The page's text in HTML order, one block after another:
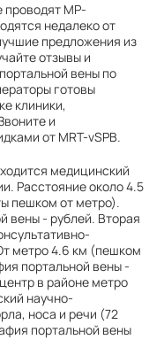
проводят МР-
недалеко от
предложения из
отзывы и
вены по
готовы
клиники,
и
от MRT-vSPB.
медицинский
Расстояние около 4.5
пешком от метро).
вены - рублей. Вторая
метро 4.6 км (пешком
портальной вены -
в районе метро
научно-
носа и речи (72
портальной вены